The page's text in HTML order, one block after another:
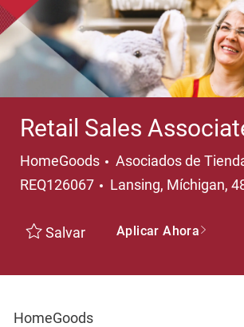
Retail Sales
HomeGoods Categoría
Asociados de
REQ126067
Ubicación
Lansing, Míchigan,
Salvar Aplicar Ahora
HomeGoods